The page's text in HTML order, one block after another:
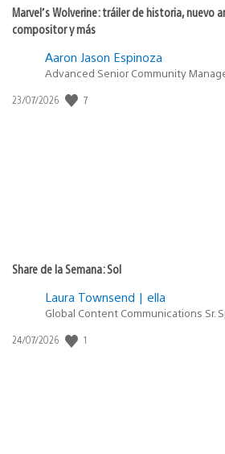
Marvel’s Wolverine: tráiler de historia, nuevo
compositor y más
Aaron Jason Espinoza
Advanced Senior Community
Fecha
23/07/2026 7
Share de la Semana: Sol
Laura Townsend | ella
Global Content Communications Sr.
Fecha
24/07/2026 1